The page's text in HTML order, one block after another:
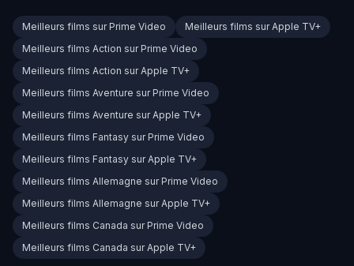
Meilleurs films sur Prime Video
Meilleurs films sur Apple TV+
Meilleurs films Action sur Prime Video
Meilleurs films Action sur Apple TV+
Meilleurs films Aventure sur Prime Video
Meilleurs films Aventure sur Apple TV+
Meilleurs films Fantasy sur Prime Video
Meilleurs films Fantasy sur Apple TV+
Meilleurs films Allemagne sur Prime Video
Meilleurs films Allemagne sur Apple TV+
Meilleurs films Canada sur Prime Video
Meilleurs films Canada sur Apple TV+